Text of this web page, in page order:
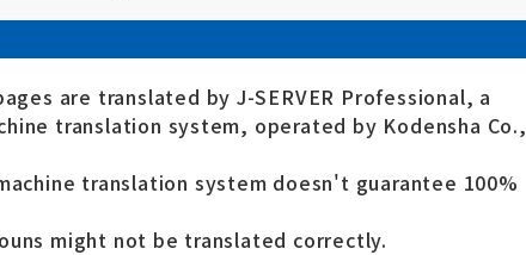
are translated by J-SERVER Professional, a
translation system, operated by Kodensha Co.,
translation system doesn't guarantee 100%
might not be translated correctly.